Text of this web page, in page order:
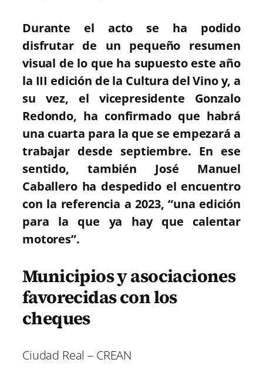
Durante el acto se ha podido
disfrutar de un pequeño resumen
visual de lo que ha supuesto este año
la III edición de la Cultura del Vino y, a
su vez, el vicepresidente Gonzalo
Redondo, ha confirmado que habrá
una cuarta para la que se empezará a
trabajar desde septiembre. En ese
sentido, también José Manuel
Caballero ha despedido el encuentro
con la referencia a 2023, “una edición
para la que ya hay que calentar
motores”.
Municipios y asociaciones
favorecidas con los
cheques
Ciudad Real – CREAN